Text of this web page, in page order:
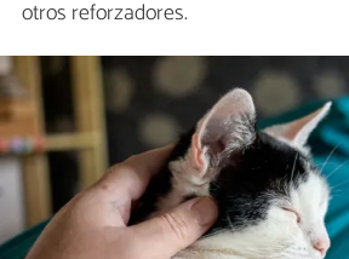
otros reforzadores.